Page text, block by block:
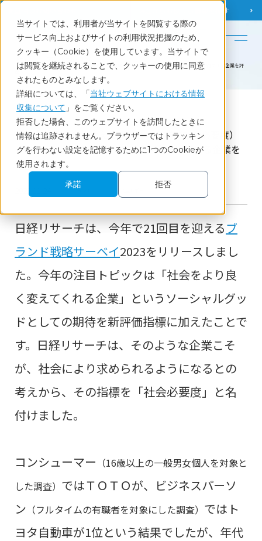
当サイトでは、利用者が当サイトを閲覧する際の
サービス向上およびサイトの利用状況把握のため、
クッキー（Cookie）を使用しています。当サイトで
は閲覧を継続されることで、クッキーの使用に同意
されたものとみなします。
詳細については、「当社ウェブサイトにおける情報
収集について 」をご覧ください。
拒否した場合、このウェブサイトを訪問したときに
情報は追跡されません。ブラウザーではトラッキン
グを行わない設定を記憶するために1つのCookieが
使用されます。
承諾
拒否
お役立ち情報を探す
English
「社会をより良く変えてくれる」企業（社会必要度）とは？ ～20代以下は、明るい未来を約束する企業を評
価～
Report
「社会をより良く変えてくれる」企業（社会必要度）
とは？ ～20代以下は、明るい未来を約束する企業を
評価～
ブランド
日経リサーチは、今年で21回目を迎えるブ
ランド戦略サーベイ2023を リリースしまし
た。今年の注目トピックは 「社会をより良
く変えてくれる企業」というソーシャルグッ
ドとしての期待を新評価指標に加えたことで
す。日経リサーチは、そのような企業こそ
が、社会により求められるようになるとの
考えから、その指標を「社会必要度」と名
付けました。
コンシューマー （16歳以上の一般男女個人を対象と
した調査） ではＴＯＴＯが、 ビジネスパーソ
ン （フルタイムの有職者を対象にした調査） ではト
ヨタ自動車が1位という結果でしたが、年代